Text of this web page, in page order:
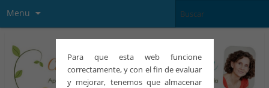
Para que esta web funcione
correctamente, y con el fin de evaluar
y mejorar, tenemos que almacenar
Menu